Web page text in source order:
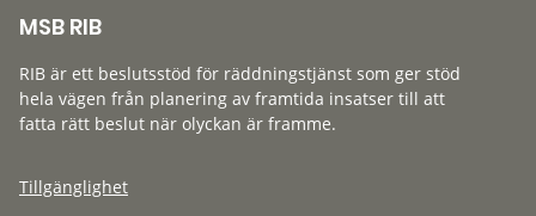
MSB RIB
RIB är ett beslutsstöd för räddningstjänst som ger stöd
hela vägen från planering av framtida insatser till att
fatta rätt beslut när olyckan är framme.
Tillgänglighet